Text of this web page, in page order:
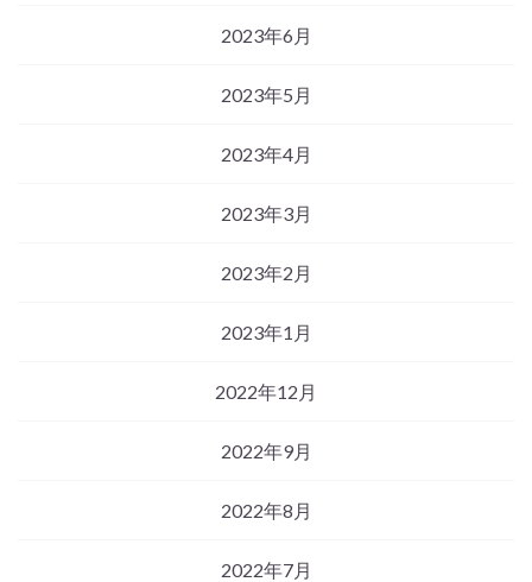
2023年6月
2023年5月
2023年4月
2023年3月
2023年2月
2023年1月
2022年12月
2022年9月
2022年8月
2022年7月